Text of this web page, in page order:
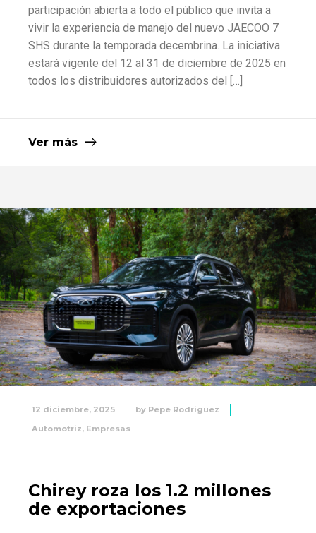
participación abierta a todo el público que invita a
vivir la experiencia de manejo del nuevo JAECOO 7
SHS durante la temporada decembrina. La iniciativa
estará vigente del 12 al 31 de diciembre de 2025 en
todos los distribuidores autorizados del […]
Ver más
12 diciembre, 2025 by Pepe Rodriguez
Automotriz, Empresas
Chirey roza los 1.2 millones
de exportaciones